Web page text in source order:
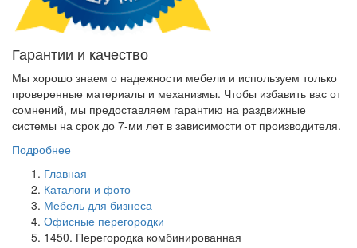
Гарантии и качество
Мы хорошо знаем о надежности мебели и используем только
проверенные материалы и механизмы. Чтобы избавить вас от
сомнений, мы предоставляем гарантию на раздвижные
системы на срок до 7-ми лет в зависимости от производителя.
Подробнее
Главная
Каталоги и фото
Мебель для бизнеса
Офисные перегородки
1450. Перегородка комбинированная